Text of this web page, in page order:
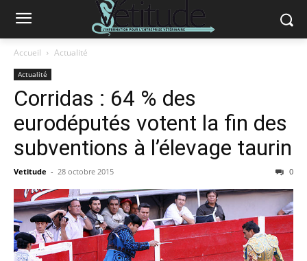
Accueil Actualité
Actualité
Corridas : 64 % des
eurodéputés votent la fin des
subventions à l’élevage taurin
Vetitude - 28 octobre 2015 0